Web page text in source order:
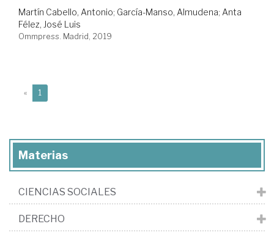
Martín Cabello, Antonio; García-Manso, Almudena; Anta
Félez, José Luis
Ommpress. Madrid, 2019
« 1
Materias
CIENCIAS SOCIALES
DERECHO